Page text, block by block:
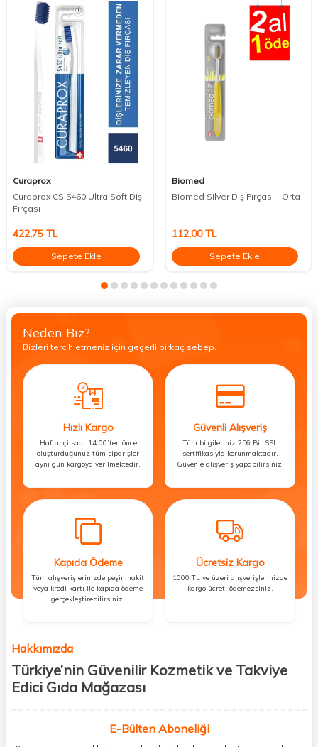
Curaprox
Curaprox CS 5460 Ultra Soft Diş
Fırçası
422,75 TL
Sepete Ekle
Biomed
Biomed Silver Diş Fırçası - Orta
-
112,00TL
Sepete Ekle
Neden Biz?
Bizleri tercih etmeniz için geçerli birkaç sebep.
Hızlı Kargo
Hafta içi saat 14:00’ten önce
oluşturduğunuz tüm siparişler
aynı gün kargoya verilmektedir.
Güvenli Alışveriş
Tüm bilgileriniz 256 Bit SSL
sertifikasıyla korunmaktadır.
Güvenle alışveriş yapabilirsiniz.
Kapıda Ödeme
Tüm alışverişlerinizde peşin nakit
veya kredi kartı ile kapıda ödeme
gerçekleştirebilirsiniz.
Ücretsiz Kargo
1000 TL ve üzeri alışverişlerinizde
kargo ücreti ödemezsiniz.
Hakkımızda
Türkiye’nin Güvenilir Kozmetik ve Takviye
Edici Gıda Mağazası
kişisel bakım hem de takviye edici gıda ürünlerini sizlerle
buluşturuyoruz. Artık mağaza mağaza dolaşmanıza gerek yok;
E-Bülten Aboneliği